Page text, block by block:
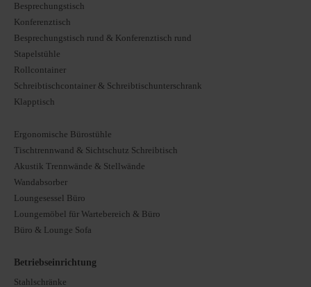
Besprechungstisch
Konferenztisch
Besprechungstisch rund & Konferenztisch rund
Stapelstühle
Rollcontainer
Schreibtischcontainer & Schreibtischunterschrank
Klapptisch
Ergonomische Bürostühle
Tischtrennwand & Sichtschutz Schreibtisch
Akustik Trennwände & Stellwände
Wandabsorber
Loungesessel Büro
Loungemöbel für Wartebereich & Büro
Büro & Lounge Sofa
Betriebseinrichtung
Stahlschränke